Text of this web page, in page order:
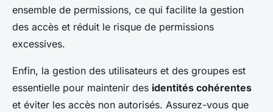
ensemble de permissions, ce qui facilite la gestion
des accès et réduit le risque de permissions
excessives.
Enfin, la gestion des utilisateurs et des groupes est
essentielle pour maintenir des identités cohérentes
et éviter les accès non autorisés. Assurez-vous que